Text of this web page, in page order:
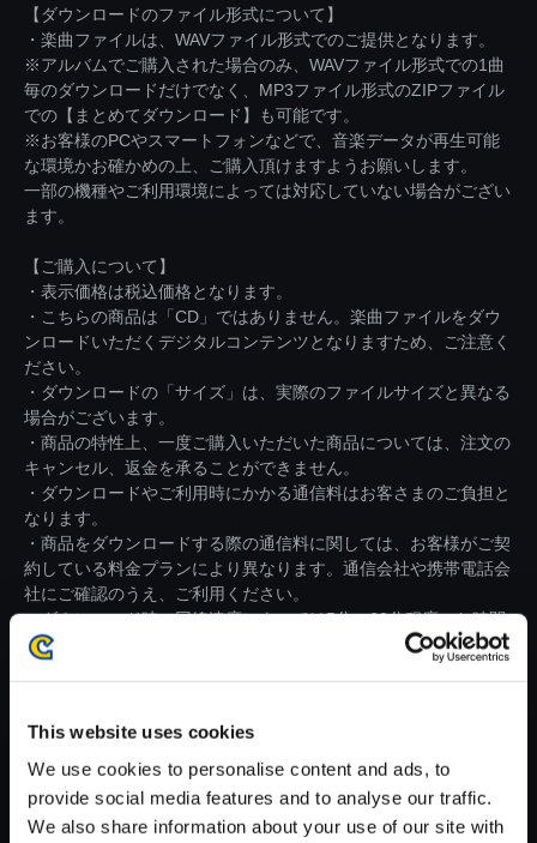
This website uses cookies
We use cookies to personalise content and ads, to
provide social media features and to analyse our traffic.
We also share information about your use of our site with
【ダウンロードのファイル形式について】
・楽曲ファイルは、WAVファイル形式でのご提供となります。
※アルバムでご購入された場合のみ、WAVファイル形式での1曲
毎のダウンロードだけでなく、MP3ファイル形式のZIPファイル
での【まとめてダウンロード】も可能です。
※お客様のPCやスマートフォンなどで、音楽データが再生可能
な環境かお確かめの上、ご購入頂けますようお願いします。
一部の機種やご利用環境によっては対応していない場合がござい
ます。
【ご購入について】
・表示価格は税込価格となります。
・こちらの商品は「CD」ではありません。楽曲ファイルをダウ
ンロードいただくデジタルコンテンツとなりますため、ご注意く
ださい。
・ダウンロードの「サイズ」は、実際のファイルサイズと異なる
場合がございます。
・商品の特性上、一度ご購入いただいた商品については、注文の
キャンセル、返金を承ることができません。
・ダウンロードやご利用時にかかる通信料はお客さまのご負担と
なります。
・商品をダウンロードする際の通信料に関しては、お客様がご契
約している料金プランにより異なります。通信会社や携帯電話会
社にご確認のうえ、ご利用ください。
・ダウンロード時、回線速度によっては5分～60分程度のお時間
がかかる場合がございます。
※ご購入いただいたファイルのダウンロードの際には、通信環境